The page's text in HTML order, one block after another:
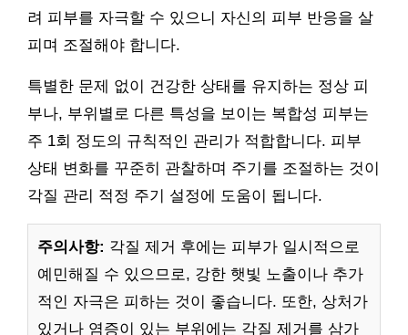
려 피부를 자극할 수 있으니 자신의 피부 반응을 살
피며 조절해야 합니다.
특별한 문제 없이 건강한 상태를 유지하는 정상 피
부나, 부위별로 다른 특성을 보이는 복합성 피부는
주 1회 정도의 규칙적인 관리가 적합합니다. 피부
상태 변화를 꾸준히 관찰하며 주기를 조절하는 것이
각질 관리 적정 주기 설정에 도움이 됩니다.
주의사항: 각질 제거 후에는 피부가 일시적으로
예민해질 수 있으므로, 강한 햇빛 노출이나 추가
적인 자극은 피하는 것이 좋습니다. 또한, 상처가
있거나 염증이 있는 부위에는 각질 제거를 삼가